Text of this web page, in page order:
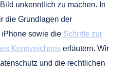
unkenntlich zu machen. In
die Grundlagen der
sowie die Schritte zur
Kennzeichens erläutern. Wir
und die rechtlichen